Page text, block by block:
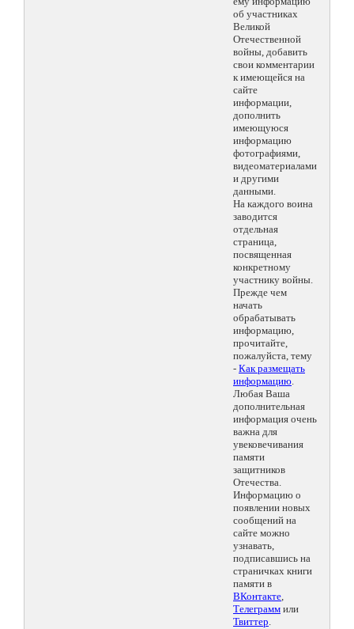
об участниках
Великой
Отечественной
войны, добавить
свои комментарии
к имеющейся на
сайте
информации,
дополнить
имеющуюся
информацию
фотографиями,
видеоматериалами
и другими
данными.
На каждого воина
заводится
отдельная
страница,
посвященная
конкретному
участнику войны.
Прежде чем
начать
обрабатывать
информацию,
прочитайте,
пожалуйста, тему
- Как размещать
информацию.
Любая Ваша
дополнительная
информация очень
важна для
увековечивания
памяти
защитников
Отечества.
Информацию о
появлении новых
сообщений на
сайте можно
узнавать,
подписавшись на
страничках книги
памяти в
ВКонтакте,
Телеграмм или
Твиттер.